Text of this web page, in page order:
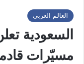
العالم العربي
مسيّرات